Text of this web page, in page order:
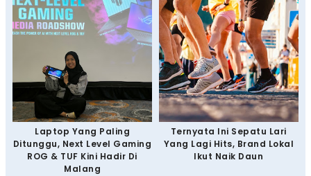
Laptop Yang Paling
Ditunggu, Next Level Gaming
ROG & TUF Kini Hadir Di
Malang
Ternyata Ini Sepatu Lari
Yang Lagi Hits, Brand Lokal
Ikut Naik Daun